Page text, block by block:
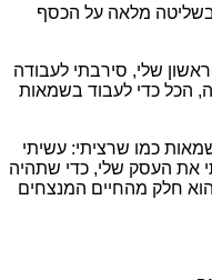
בשליטה מלאה על הכסף
שלי, סירבתי לעבודה
הכל כדי לעבוד בשמאות
כמו שרציתי: עשיתי
את העסק שלי, כדי שתהיה
חלק מהחיים המנצחים